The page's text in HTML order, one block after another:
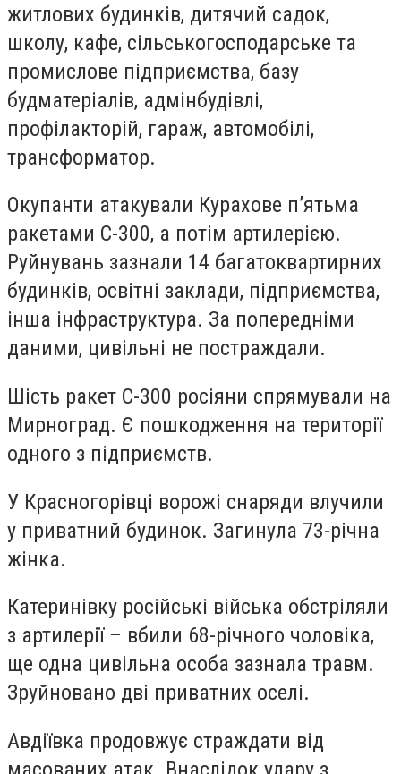
житлових будинків, дитячий садок,
школу, кафе, сільськогосподарське та
промислове підприємства, базу
будматеріалів, адмінбудівлі,
профілакторій, гараж, автомобілі,
трансформатор.
Окупанти атакували Курахове п’ятьма
ракетами С-300, а потім артилерією.
Руйнувань зазнали 14 багатоквартирних
будинків, освітні заклади, підприємства,
інша інфраструктура. За попередніми
даними, цивільні не постраждали.
Шість ракет С-300 росіяни спрямували на
Мирноград. Є пошкодження на території
одного з підприємств.
У Красногорівці ворожі снаряди влучили
у приватний будинок. Загинула 73-річна
жінка.
Катеринівку російські війська обстріляли
з артилерії – вбили 68-річного чоловіка,
ще одна цивільна особа зазнала травм.
Зруйновано дві приватних оселі.
Авдіївка продовжує страждати від